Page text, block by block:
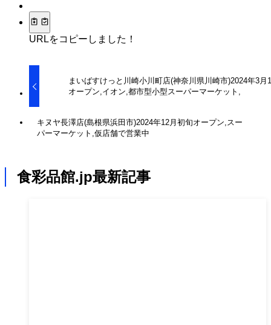
URLをコピーしました！
まいばすけっと川崎小川町店(神奈川県川崎市)2024年3月
オープン,イオン,都市型小型スーパーマーケット,
キヌヤ長澤店(島根県浜田市)2024年12月初旬オープン,スー
パーマーケット,仮店舗で営業中
食彩品館.jp最新記事